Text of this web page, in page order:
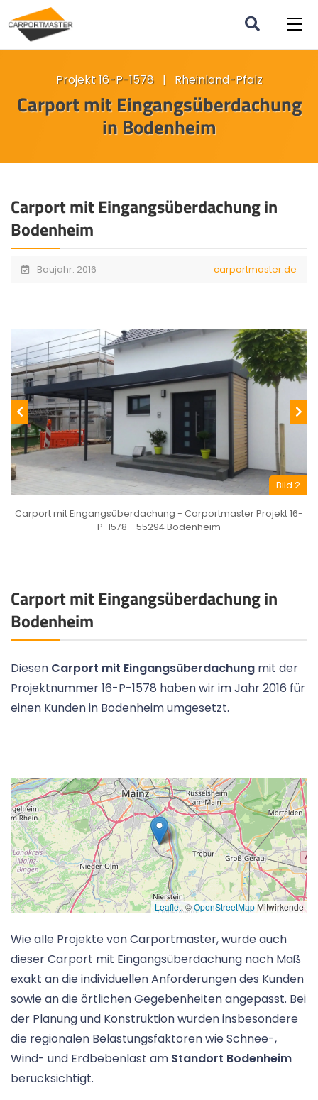
Projekt 16-P-1578 | Rheinland-Pfalz
Carport mit Eingangsüberdachung
in Bodenheim
Carport mit Eingangsüberdachung in
Bodenheim
Baujahr: 2016 carportmaster.de
Bild 2
Carport mit Eingangsüberdachung - Carportmaster Projekt 16-
P-1578 - 55294 Bodenheim
Carport mit Eingangsüberdachung in
Bodenheim
Diesen Carport mit Eingangsüberdachung mit der
Projektnummer 16-P-1578 haben wir im Jahr 2016 für
einen Kunden in Bodenheim umgesetzt.
Leaflet, ©OpenStreetMapMitwirkende
Wie alle Projekte von Carportmaster, wurde auch
dieser Carport mit Eingangsüberdachung nach Maß
exakt an die individuellen Anforderungen des Kunden
sowie an die örtlichen Gegebenheiten angepasst. Bei
der Planung und Konstruktion wurden insbesondere
die regionalen Belastungsfaktoren wie Schnee-,
Wind- und Erdbebenlast am Standort Bodenheim
berücksichtigt.